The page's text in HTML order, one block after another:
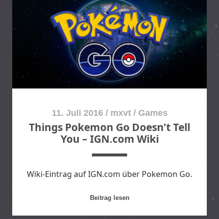
i
O
S
v
e
r
f
ü
b
.
e
o
C
a
t
c
h
P
o
e
m
o
I
11. Juli 2016 / mxvt / Games
Things Pokemon Go Doesn’t Tell
You – IGN.com Wiki
Wiki-Eintrag auf IGN.com über Pokemon Go.
Beitrag lesenT